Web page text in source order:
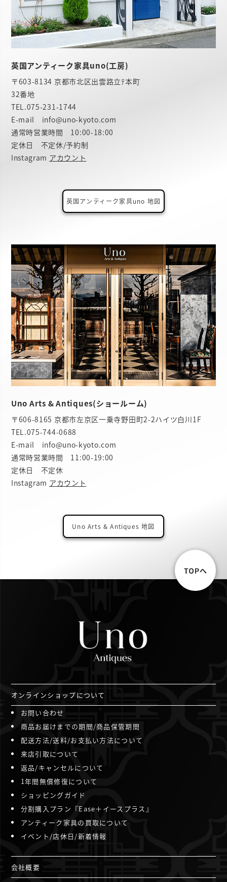
英国アンティーク家具uno(工房)
〒603-8134 京都市北区出雲路立ﾃ本町
32番地
TEL.075-231-1744
E-mail info@uno-kyoto.com
通常時営業時間 10:00-18:00
定休日 不定休/予約制
Instagram アカウント
英国アンティーク家具uno 地図
Uno Arts & Antiques(ショールーム)
〒606-8165 京都市左京区一乗寺野田町2-2ハイツ白川1F
TEL.075-744-0688
E-mail info@uno-kyoto.com
通常時営業時間 11:00-19:00
定休日 不定休
Instagram アカウント
Uno Arts & Antiques 地図
オンラインショップについて
お問い合わせ
商品お届けまでの期間/商品保管期間
配送方法/送料/お支払い方法について
来店引取について
返品/キャンセルについて
1年間無償修復について
ショッピングガイド
分割購入プラン『Ease＋イースプラス』
アンティーク家具の買取について
イベント/店休日/新着情報
会社概要